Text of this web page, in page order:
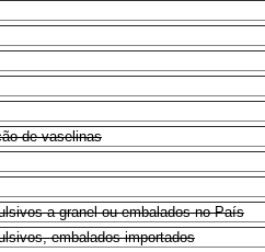
de vaselinas
a granel ou embalados no País
embalados importados